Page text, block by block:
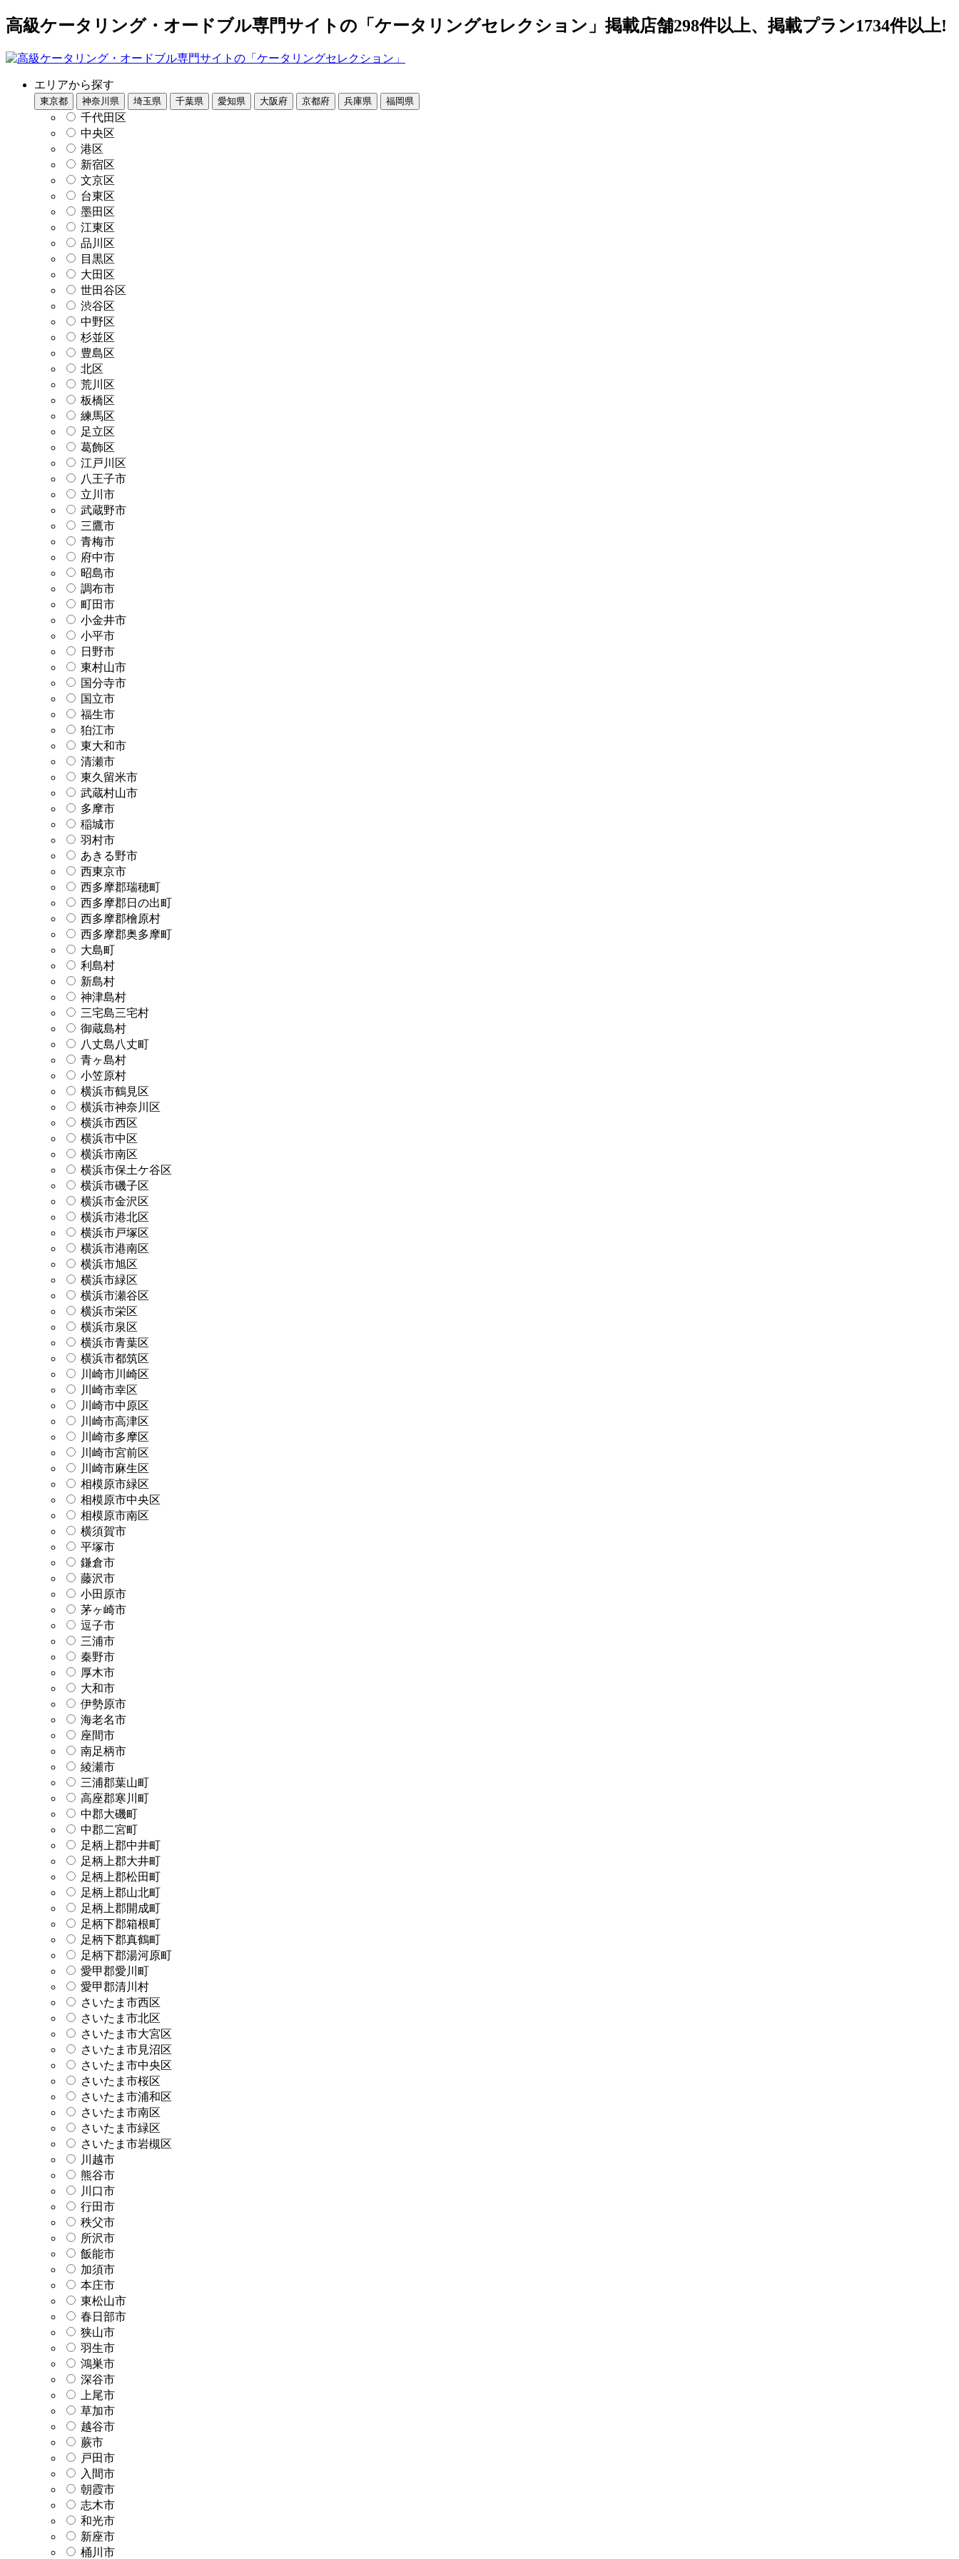
高級ケータリング・オードブル専門サイトの「ケータリングセレクション」掲載店舗298件以上、掲載プラン1734件以上!
エリアから探す
東京都 神奈川県 埼玉県 千葉県 愛知県 大阪府 京都府 兵庫県 福岡県
千代田区
中央区
港区
新宿区
文京区
台東区
墨田区
江東区
品川区
目黒区
大田区
世田谷区
渋谷区
中野区
杉並区
豊島区
北区
荒川区
板橋区
練馬区
足立区
葛飾区
江戸川区
八王子市
立川市
武蔵野市
三鷹市
青梅市
府中市
昭島市
調布市
町田市
小金井市
小平市
日野市
東村山市
国分寺市
国立市
福生市
狛江市
東大和市
清瀬市
東久留米市
武蔵村山市
多摩市
稲城市
羽村市
あきる野市
西東京市
西多摩郡瑞穂町
西多摩郡日の出町
西多摩郡檜原村
西多摩郡奥多摩町
大島町
利島村
新島村
神津島村
三宅島三宅村
御蔵島村
八丈島八丈町
青ヶ島村
小笠原村
横浜市鶴見区
横浜市神奈川区
横浜市西区
横浜市中区
横浜市南区
横浜市保土ケ谷区
横浜市磯子区
横浜市金沢区
横浜市港北区
横浜市戸塚区
横浜市港南区
横浜市旭区
横浜市緑区
横浜市瀬谷区
横浜市栄区
横浜市泉区
横浜市青葉区
横浜市都筑区
川崎市川崎区
川崎市幸区
川崎市中原区
川崎市高津区
川崎市多摩区
川崎市宮前区
川崎市麻生区
相模原市緑区
相模原市中央区
相模原市南区
横須賀市
平塚市
鎌倉市
藤沢市
小田原市
茅ヶ崎市
逗子市
三浦市
秦野市
厚木市
大和市
伊勢原市
海老名市
座間市
南足柄市
綾瀬市
三浦郡葉山町
高座郡寒川町
中郡大磯町
中郡二宮町
足柄上郡中井町
足柄上郡大井町
足柄上郡松田町
足柄上郡山北町
足柄上郡開成町
足柄下郡箱根町
足柄下郡真鶴町
足柄下郡湯河原町
愛甲郡愛川町
愛甲郡清川村
さいたま市西区
さいたま市北区
さいたま市大宮区
さいたま市見沼区
さいたま市中央区
さいたま市桜区
さいたま市浦和区
さいたま市南区
さいたま市緑区
さいたま市岩槻区
川越市
熊谷市
川口市
行田市
秩父市
所沢市
飯能市
加須市
本庄市
東松山市
春日部市
狭山市
羽生市
鴻巣市
深谷市
上尾市
草加市
越谷市
蕨市
戸田市
入間市
朝霞市
志木市
和光市
新座市
桶川市